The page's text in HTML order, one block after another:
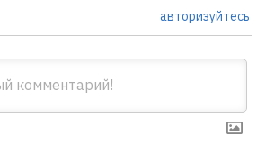
авторизуйтесь